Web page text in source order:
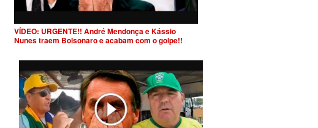
VÍDEO: URGENTE!! André Mendonça e Kássio
Nunes traem Bolsonaro e acabam com o golpe!!